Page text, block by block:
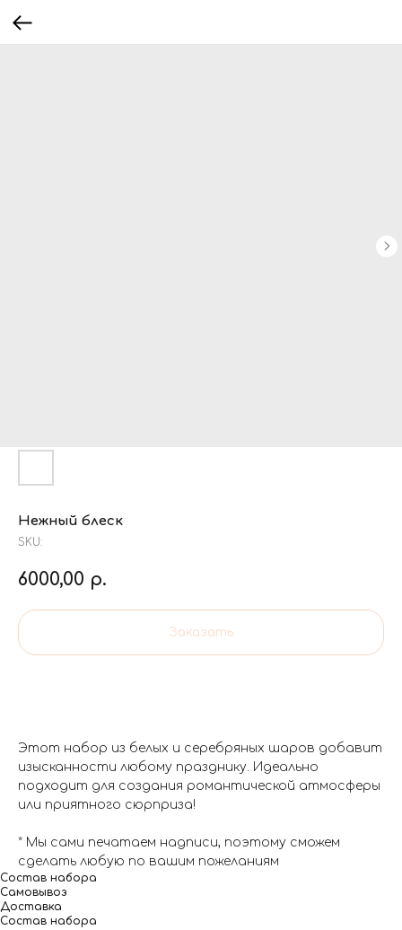
Нежный блеск
SKU:
6000,00 р.
Заказать
Этот набор из белых и серебряных шаров добавит
изысканности любому празднику. Идеально
подходит для создания романтической атмосферы
или приятного сюрприза!
* Мы сами печатаем надписи, поэтому сможем
сделать любую по вашим пожеланиям
Состав набора
Самовывоз
Доставка
Состав набора